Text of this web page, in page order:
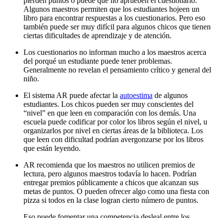
Algunos maestros permiten que los estudiantes hojeen un
libro para encontrar respuestas a los cuestionarios. Pero eso
también puede ser muy difícil para algunos chicos que tienen
ciertas dificultades de aprendizaje y de atención.
Los cuestionarios no informan mucho a los maestros acerca
del porqué un estudiante puede tener problemas.
Generalmente no revelan el pensamiento crítico y general del
niño.
El sistema AR puede afectar la autoestima de algunos
estudiantes. Los chicos pueden ser muy conscientes del
“nivel” en que leen en comparación con los demás. Una
escuela puede codificar por color los libros según el nivel, u
organizarlos por nivel en ciertas áreas de la biblioteca. Los
que leen con dificultad podrían avergonzarse por los libros
que están leyendo.
AR recomienda que los maestros no utilicen premios de
lectura, pero algunos maestros todavía lo hacen. Podrían
entregar premios públicamente a chicos que alcanzan sus
metas de puntos. O pueden ofrecer algo como una fiesta con
pizza si todos en la clase logran cierto número de puntos.